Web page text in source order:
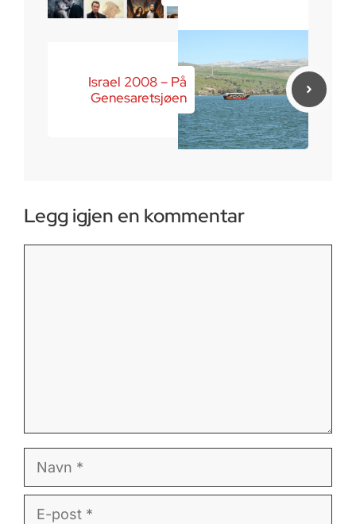
Israel 2008 – På
Genesaretsjøen
Legg igjen en kommentar